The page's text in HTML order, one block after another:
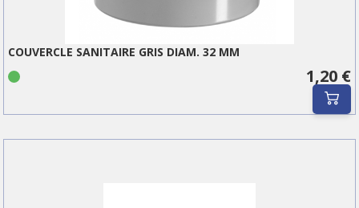
COUVERCLE SANITAIRE GRIS DIAM. 32 MM
1,20 €